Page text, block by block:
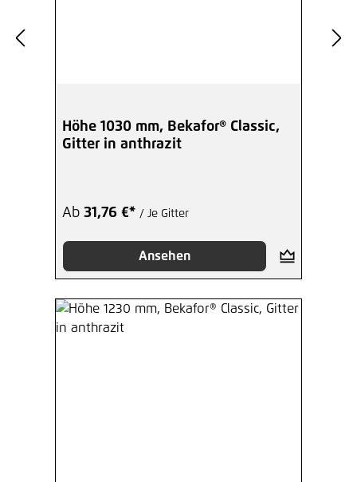
Höhe 1030 mm, Bekafor® Classic,
Gitter in anthrazit
Ab 31,76 €* / Je Gitter
Ansehen